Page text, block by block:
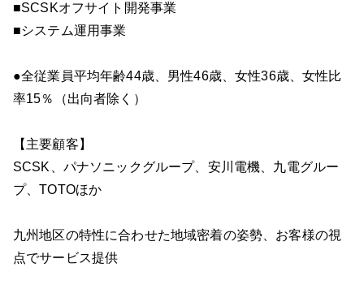
■SCSKオフサイト開発事業
■システム運用事業
●全従業員平均年齢44歳、男性46歳、女性36歳、女性比
率15％（出向者除く）
【主要顧客】
SCSK、パナソニックグループ、安川電機、九電グルー
プ、TOTOほか
九州地区の特性に合わせた地域密着の姿勢、お客様の視
点でサービス提供